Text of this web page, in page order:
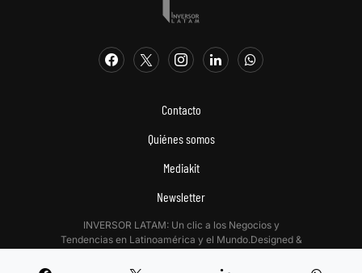
Contacto
Quiénes somos
Mediakit
Newsletter
INVERSOR LATAM: Un clic a los Negocios y
Tendencias en Latinoamérica y el Mundo.Designed &